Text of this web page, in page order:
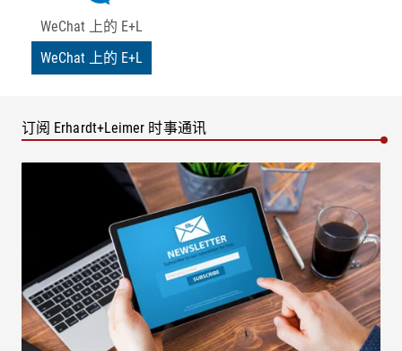
WeChat 上的 E+L
WeChat 上的 E+L
订阅 Erhardt+Leimer 时事通讯